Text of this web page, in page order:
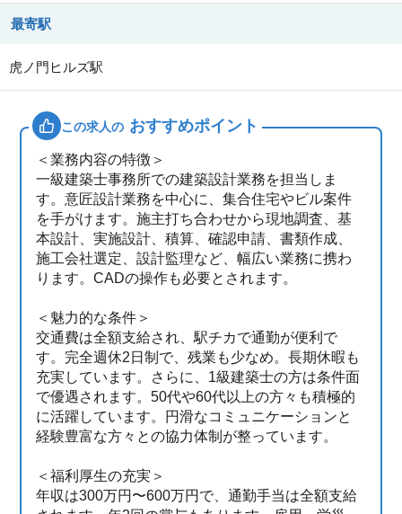
最寄駅
虎ノ門ヒルズ駅
この求人の おすすめポイント
＜業務内容の特徴＞
一級建築士事務所での建築設計業務を担当しま
す。意匠設計業務を中心に、集合住宅やビル案件
を手がけます。施主打ち合わせから現地調査、基
本設計、実施設計、積算、確認申請、書類作成、
施工会社選定、設計監理など、幅広い業務に携わ
ります。CADの操作も必要とされます。
＜魅力的な条件＞
交通費は全額支給され、駅チカで通勤が便利で
す。完全週休2日制で、残業も少なめ。長期休暇も
充実しています。さらに、1級建築士の方は条件面
で優遇されます。50代や60代以上の方々も積極的
に活躍しています。円滑なコミュニケーションと
経験豊富な方々との協力体制が整っています。
＜福利厚生の充実＞
年収は300万円〜600万円で、通勤手当は全額支給